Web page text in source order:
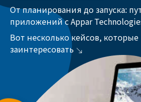
От планирования до запуска:
приложений с Appar
Вот несколько кейсов, которые
заинтересовать